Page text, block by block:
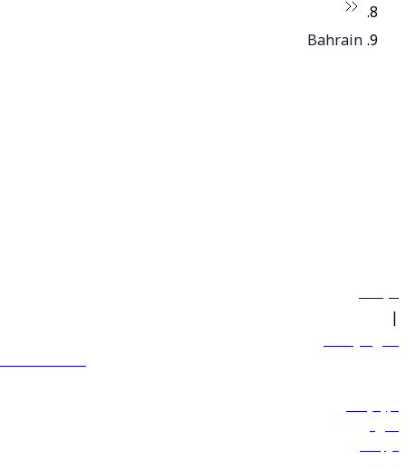
Bahrain
سياساتنا
|
الشروط والأحكام
600 544 445
حجز الرحلات
العروض
الوجهات